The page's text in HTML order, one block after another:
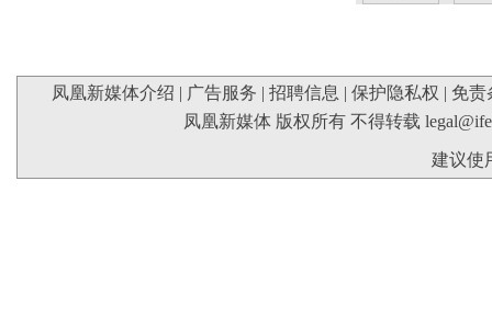
凤凰新媒体介绍 | 广告服务 | 招聘信息 | 保护隐私权 | 免责
凤凰新媒体 版权所有 不得转载
建议使